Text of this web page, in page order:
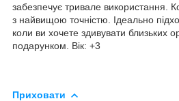
забезпечує тривале використання.
з найвищою точністю. Ідеально
коли ви хочете здивувати близьких
подарунком. Вік: +3
Приховати